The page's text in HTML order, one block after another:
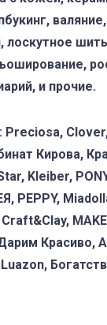
валяние,
и прочие.
Сlover,
Кирова,
Kleiber,
PEPPY,
Красиво,